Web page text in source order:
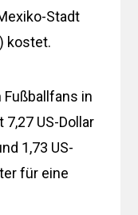
Stadt
kostet.
in
US-Dollar
1,73 US-
für eine